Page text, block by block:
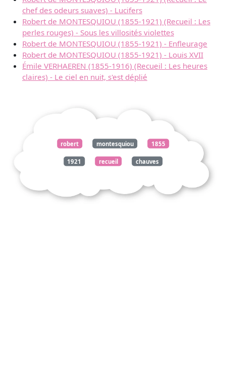
chef des odeurs suaves) - Lucifers
Robert de MONTESQUIOU (1855-1921) (Recueil : Les
perles rouges) - Sous les villosités violettes
Robert de MONTESQUIOU (1855-1921) - Enfleurage
Robert de MONTESQUIOU (1855-1921) - Louis XVII
Émile VERHAEREN (1855-1916) (Recueil : Les heures
claires) - Le ciel en nuit, s'est déplié
robert montesquiou 1855
1921 recueil chauves